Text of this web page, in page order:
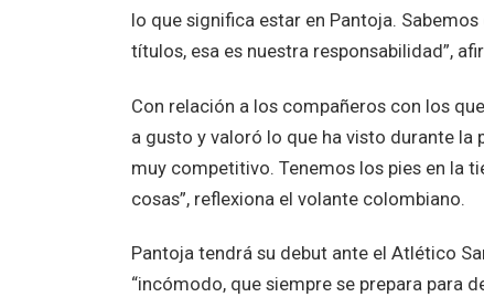
lo que significa estar en Pantoja.
títulos, esa es nuestra responsabilidad”,
Con relación a los compañeros con los
a gusto y valoró lo que ha visto durante la
muy competitivo. Tenemos los pies en la
cosas”, reflexiona el volante colombiano.
Pantoja tendrá su debut ante el Atlético
“incómodo, que siempre se prepara para